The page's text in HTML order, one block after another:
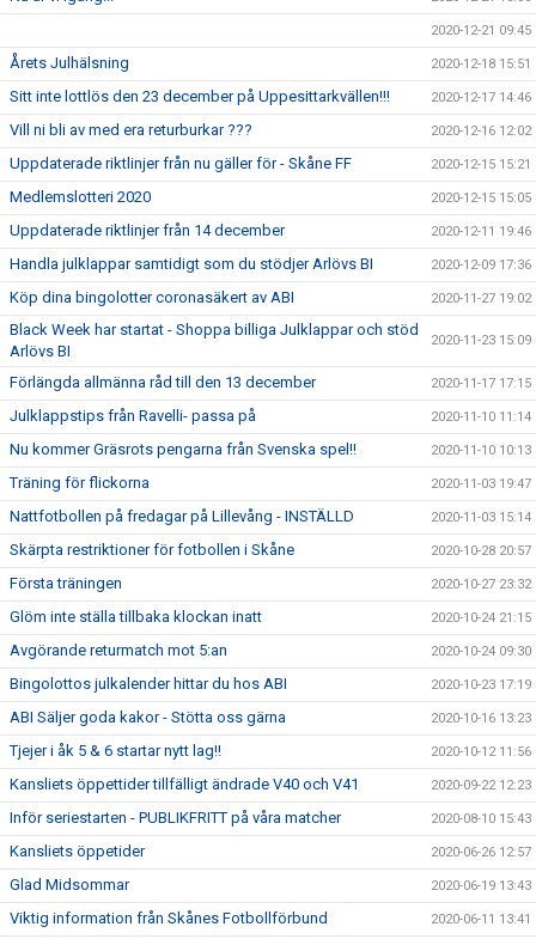
2020-12-21 09:45
Årets Julhälsning 2020-12-18 15:51
Sitt inte lottlös den 23 december på Uppesittarkvällen!!! 2020-12-17 14:46
Vill ni bli av med era returburkar ??? 2020-12-16 12:02
Uppdaterade riktlinjer från nu gäller för - Skåne FF 2020-12-15 15:21
Medlemslotteri 2020 2020-12-15 15:05
Uppdaterade riktlinjer från 14 december 2020-12-11 19:46
Handla julklappar samtidigt som du stödjer Arlövs BI 2020-12-09 17:36
Köp dina bingolotter coronasäkert av ABI 2020-11-27 19:02
Black Week har startat - Shoppa billiga Julklappar och stöd
Arlövs BI
2020-11-23 15:09
Förlängda allmänna råd till den 13 december 2020-11-17 17:15
Julklappstips från Ravelli- passa på 2020-11-10 11:14
Nu kommer Gräsrots pengarna från Svenska spel!! 2020-11-10 10:13
Träning för flickorna 2020-11-03 19:47
Nattfotbollen på fredagar på Lillevång - INSTÄLLD 2020-11-03 15:14
Skärpta restriktioner för fotbollen i Skåne 2020-10-28 20:57
Första träningen 2020-10-27 23:32
Glöm inte ställa tillbaka klockan inatt 2020-10-24 21:15
Avgörande returmatch mot 5:an 2020-10-24 09:30
Bingolottos julkalender hittar du hos ABI 2020-10-23 17:19
ABI Säljer goda kakor - Stötta oss gärna 2020-10-16 13:23
Tjejer i åk 5 & 6 startar nytt lag!! 2020-10-12 11:56
Kansliets öppettider tillfälligt ändrade V40 och V41 2020-09-22 12:23
Inför seriestarten - PUBLIKFRITT på våra matcher 2020-08-10 15:43
Kansliets öppetider 2020-06-26 12:57
Glad Midsommar 2020-06-19 13:43
Viktig information från Skånes Fotbollförbund 2020-06-11 13:41